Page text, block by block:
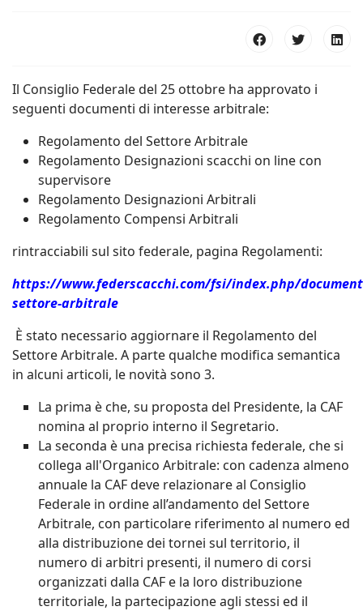
Il Consiglio Federale del 25 ottobre ha approvato i
seguenti documenti di interesse arbitrale:
Regolamento del Settore Arbitrale
Regolamento Designazioni scacchi on line con
supervisore
Regolamento Designazioni Arbitrali
Regolamento Compensi Arbitrali
rintracciabili sul sito federale, pagina Regolamenti:
https://www.federscacchi.com/fsi/index.php/
settore-arbitrale
È stato necessario aggiornare il Regolamento del
Settore Arbitrale. A parte qualche modifica semantica
in alcuni articoli, le novità sono 3.
La prima è che, su proposta del Presidente, la CAF
nomina al proprio interno il Segretario.
La seconda è una precisa richiesta federale, che si
collega all'Organico Arbitrale: con cadenza almeno
annuale la CAF deve relazionare al Consiglio
Federale in ordine all’andamento del Settore
Arbitrale, con particolare riferimento al numero ed
alla distribuzione dei tornei sul territorio, il
numero di arbitri presenti, il numero di corsi
organizzati dalla CAF e la loro distribuzione
territoriale, la partecipazione agli stessi ed il